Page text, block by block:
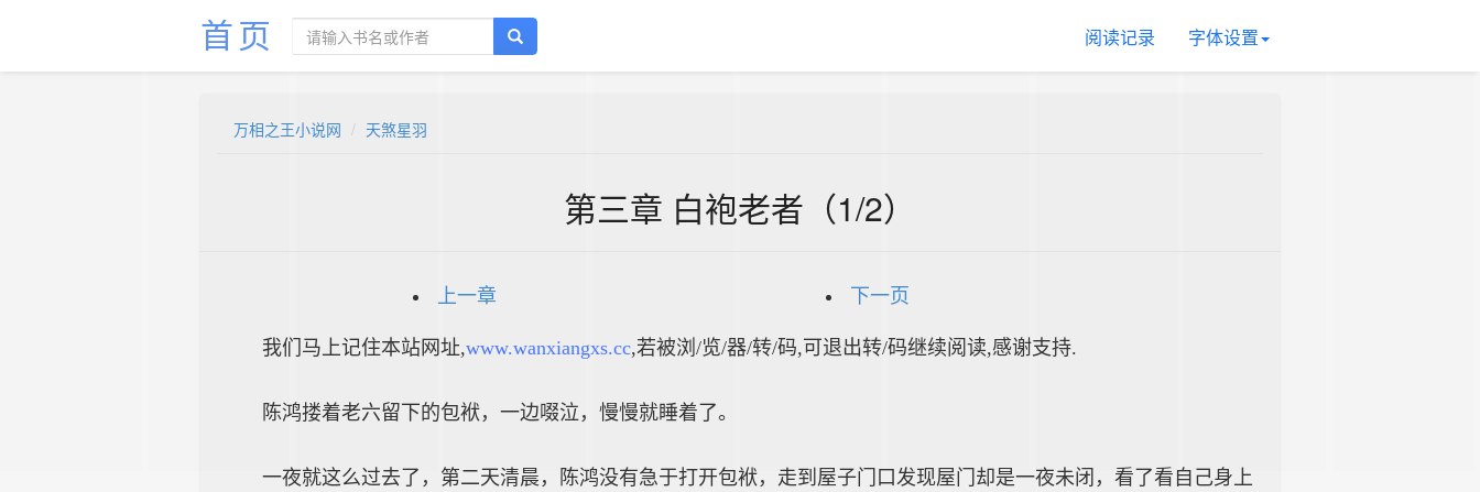
首页 阅读记录 字体设置
万相之王小说网 天煞星羽
第三章 白袍老者（1/2）
上一章 下一页
我们马上记住本站网址,www.wanxiangxs.cc,若被浏/览/器/转/码,可退出转/码继续阅读,感谢支持.
陈鸿搂着老六留下的包袱，一边啜泣，慢慢就睡着了。
一夜就这么过去了，第二天清晨，陈鸿没有急于打开包袱，走到屋子门口发现屋门却是一夜未闭，看了看自己身上